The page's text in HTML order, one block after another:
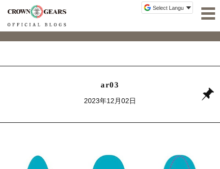
ar03
2023年12月02日